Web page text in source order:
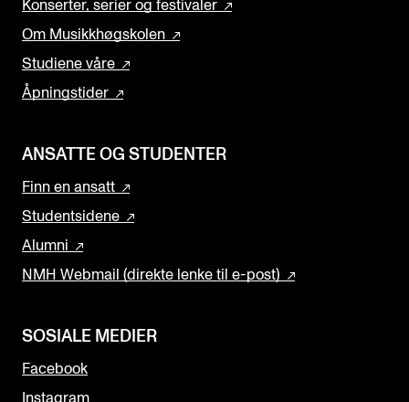
Konserter, serier og festivaler
Om Musikkhøgskolen
Studiene våre
Åpningstider
ANSATTE OG STUDENTER
Finn en ansatt
Studentsidene
Alumni
NMH Webmail (direkte lenke til e-post)
SOSIALE MEDIER
Facebook
Instagram